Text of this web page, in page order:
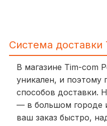
Система доставки
В магазине Tim-com
уникален, и поэтому
способов доставки.
— в большом городе
ваш заказ быстро,